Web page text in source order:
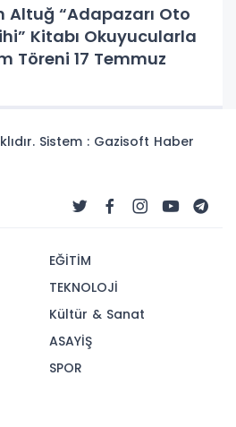
Altuğ “Adapazarı Oto
Kitabı Okuyucularla
Tanıtım Töreni 17 Temmuz
Sistem : Gazisoft Haber
EĞİTİM
TEKNOLOJİ
Kültür & Sanat
ASAYİŞ
SPOR